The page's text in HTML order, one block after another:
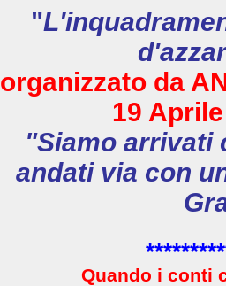
"
organizzato da
19
"Siamo arrivati
andati via con
Quando i conti